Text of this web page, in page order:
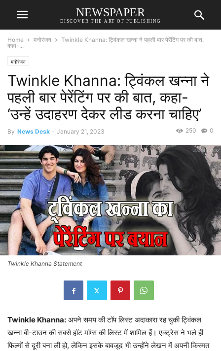
NEWSPAPER
DISCOVER THE ART OF PUBLISHING
Home मनोरंजन
Twinkle Khanna: ट्विंकल खन्ना ने पहली बार पेरेंटिंग पर की बात,
कहा-...
मनोरंजन
Twinkle Khanna: ट्विंकल खन्ना ने
पहली बार पेरेंटिंग पर की बात, कहा-
‘उन्हें उदाहरण देकर लीड करना चाहिए’
By News Desk - January 21, 2023 0
250
Twinkle Khanna Statement
Twinkle Khanna: अपने समय की टॉप लिस्ट अदाकारा रह चुकी ट्विंकल
खन्ना बी-टाउन की सबसे हॉट मॉम्स की लिस्ट में शामिल हैं। एक्ट्रेस ने भले ही
फिल्मों से दूरी बना ली हो, लेकिन इसके बावजूद भी उन्होंने लेखन में अपनी किस्मत